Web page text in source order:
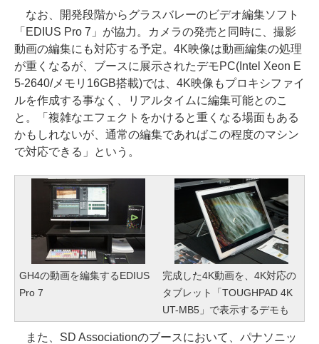
なお、開発段階からグラスバレーのビデオ編集ソフト
「EDIUS Pro 7」が協力。カメラの発売と同時に、撮影
動画の編集にも対応する予定。4K映像は動画編集の処理
が重くなるが、ブースに展示されたデモPC(Intel Xeon E
5-2640/メモリ16GB搭載)では、4K映像もプロキシファイ
ルを作成する事なく、リアルタイムに編集可能とのこ
と。「複雑なエフェクトをかけると重くなる場面もある
かもしれないが、通常の編集であればこの程度のマシン
で対応できる」という。
GH4の動画を編集するEDIUS
Pro 7
完成した4K動画を、4K対応の
タブレット「TOUGHPAD 4K
UT-MB5」で表示するデモも
また、SD Associationのブースにおいて、パナソニッ